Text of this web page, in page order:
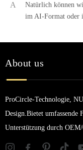
A
Natürlich können
im AI-Format oder
About us
ProCircle-Technologie,
Design.Bietet
Unterstützung durch